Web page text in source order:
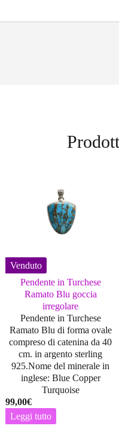
Venduto
Pendente in Turchese
Ramato Blu goccia
irregolare
Pendente in Turchese
Ramato Blu di forma ovale
compreso di catenina da 40
cm. in argento sterling
925.Nome del minerale in
inglese: Blue Copper
Turquoise
99,00€
Leggi tutto